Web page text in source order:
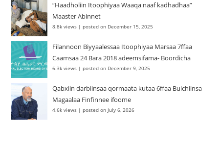
“Haadholiin Itoophiyaa Waaqa naaf kadhadhaa”
Maaster Abinnet
8.8k views |posted on December 15, 2025
Filannoon Biyyaalessaa Itoophiyaa Marsaa 7ffaa
Caamsaa 24 Bara 2018 adeemsifama- Boordicha
6.3k views |posted on December 9, 2025
Qabxiin darbiinsaa qormaata kutaa 6ffaa Bulchiinsa
Magaalaa Finfinnee ifoome
4.6k views |posted on July 6, 2026